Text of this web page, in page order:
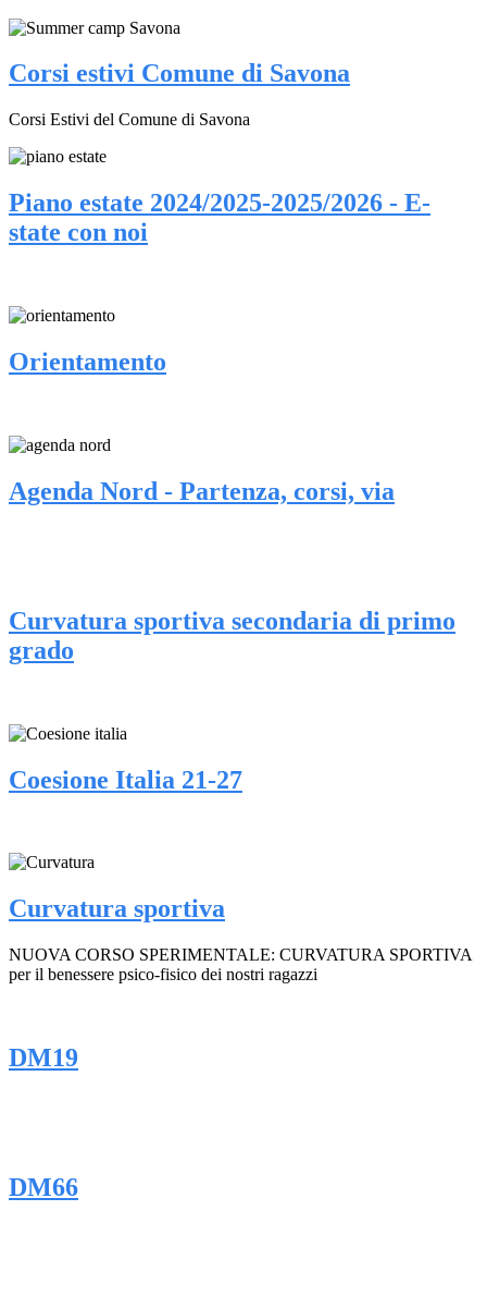
Corsi estivi Comune di Savona
Corsi Estivi del Comune di Savona
Piano estate 2024/2025-2025/2026 - E-
state con noi
Orientamento
Agenda Nord - Partenza, corsi, via
Curvatura sportiva secondaria di primo
grado
Coesione Italia 21-27
Curvatura sportiva
NUOVA CORSO SPERIMENTALE: CURVATURA SPORTIVA
per il benessere psico-fisico dei nostri ragazzi
DM19
DM66